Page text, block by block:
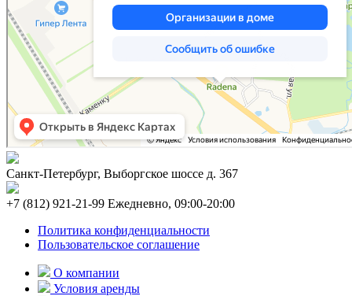
Санкт-Петербург, Выборгское шоссе д. 367
+7 (812) 921-21-99 Ежедневно, 09:00-20:00
Политика конфиденциальности
Пользовательское соглашение
О компании
Условия аренды